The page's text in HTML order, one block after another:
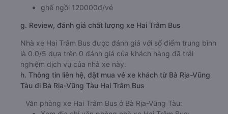
ghế ngồi 120000đ/vé
g. Review, đánh giá chất lượng xe Hai Trâm Bus
Nhà xe Hai Trâm Bus được đánh giá với số điểm trung bình
là 0.0/5 dựa trên 0 đánh giá của khách hàng đã trải
nghiệm dịch vụ của nhà xe này.
h. Thông tin liên hệ, đặt mua vé xe khách từ Bà Rịa-Vũng
Tàu đi Bà Rịa-Vũng Tàu Hai Trâm Bus
Văn phòng xe Hai Trâm Bus ở Bà Rịa-Vũng Tàu: